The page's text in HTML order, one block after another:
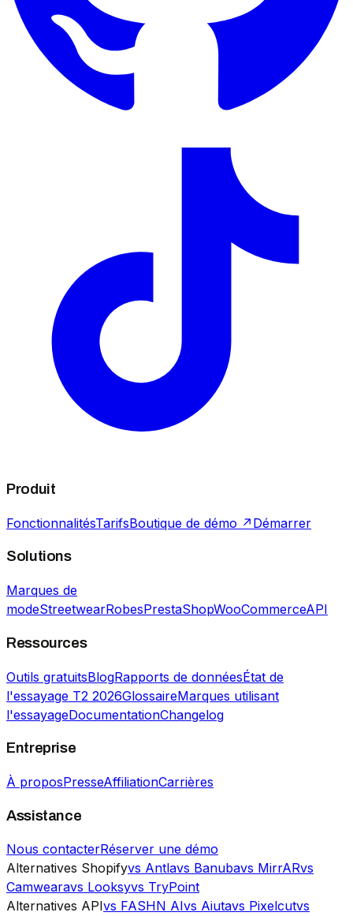
Produit
FonctionnalitésTarifsBoutique de démo ↗ Démarrer
Solutions
Marques de
modeStreetwearRobesPrestaShopWooCommerceAPI
Ressources
Outils gratuitsBlogRapports de donnéesÉtat de
l'essayage T2 2026GlossaireMarques utilisant
l'essayageDocumentationChangelog
Entreprise
À proposPresseAffiliationCarrières
Assistance
Nous contacterRéserver une démo
Alternatives Shopifyvs Antlavs Banubavs MirrARvs
Camwearavs Looksyvs TryPoint
Alternatives APIvs FASHN AIvs Aiutavs Pixelcutvs